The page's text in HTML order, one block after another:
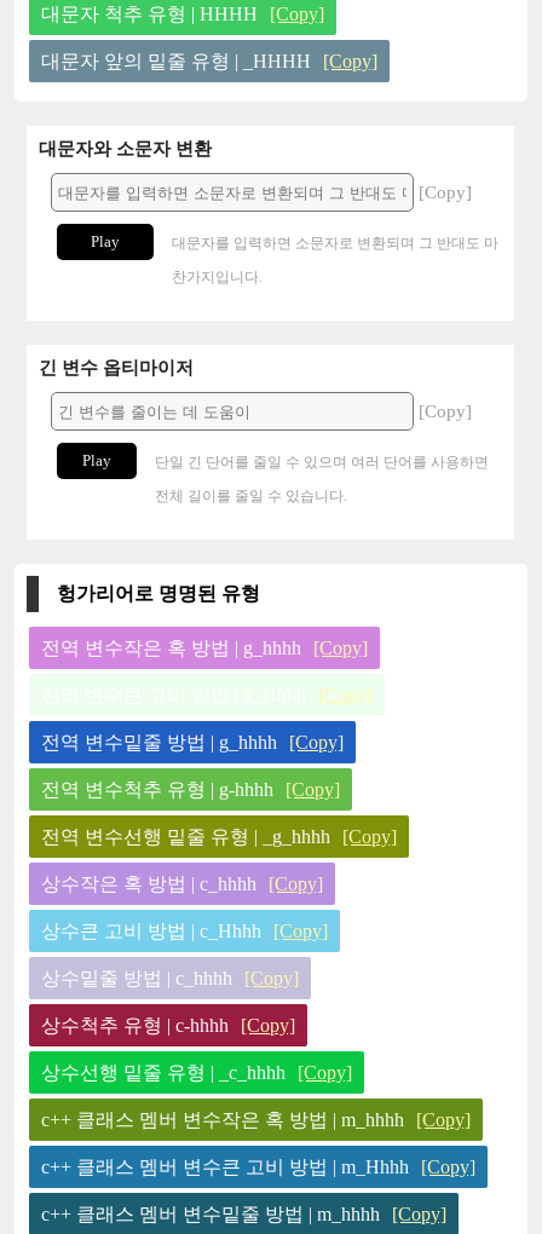
대문자 척추 유형 | HHHH [Copy]
대문자 앞의 밑줄 유형 | _HHHH [Copy]
대문자와 소문자 변환
[Copy]
Play
대문자를 입력하면 소문자로 변환되며 그 반대도 마
찬가지입니다.
긴 변수 옵티마이저
[Copy]
Play
단일 긴 단어를 줄일 수 있으며 여러 단어를 사용하면
전체 길이를 줄일 수 있습니다.
헝가리어로 명명된 유형
전역 변수작은 혹 방법 | g_hhhh [Copy]
[Copy]
전역 변수밑줄 방법 | g_hhhh [Copy]
전역 변수척추 유형 | g-hhhh [Copy]
전역 변수선행 밑줄 유형 | _g_hhhh [Copy]
상수작은 혹 방법 | c_hhhh [Copy]
상수큰 고비 방법 | c_Hhhh [Copy]
상수밑줄 방법 | c_hhhh [Copy]
상수척추 유형 | c-hhhh [Copy]
상수선행 밑줄 유형 | _c_hhhh [Copy]
c++ 클래스 멤버 변수작은 혹 방법 | m_hhhh [Copy]
c++ 클래스 멤버 변수큰 고비 방법 | m_Hhhh [Copy]
c++ 클래스 멤버 변수밑줄 방법 | m_hhhh [Copy]